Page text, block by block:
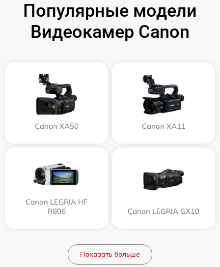
Популярные модели
Видеокамер Canon
Canon XA50 Canon XA11
Canon LEGRIA HF
R806
Canon LEGRIA GX10
Показать больше